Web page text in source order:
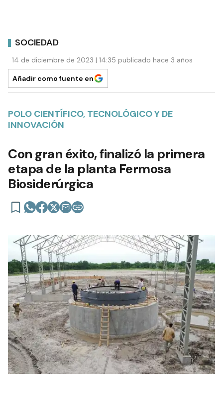
SOCIEDAD
14 de diciembre de 2023 | 14:35 publicado hace 3 años
Añadir como fuente en
POLO CIENTÍFICO, TECNOLÓGICO Y DE
INNOVACIÓN
Con gran éxito, finalizó la primera
etapa de la planta Fermosa
Biosiderúrgica